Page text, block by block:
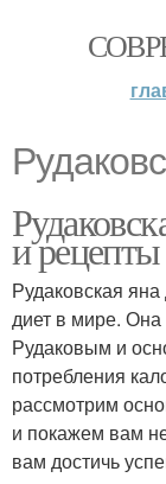
и
Рудаковская
диет в мире.
Рудаковым и
потребления
рассмотрим
и покажем вам
вам достичь